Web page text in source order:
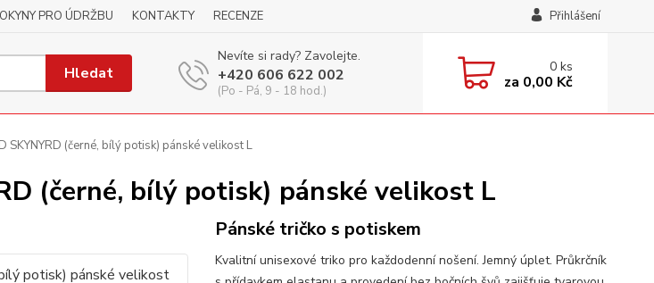
PRO ÚDRŽBU KONTAKTY RECENZE Přihlášení
Hledat
Nevíte si rady? Zavolejte.
+420 606 622 002
(Po - Pá, 9 - 18 hod.)
0ks
za 0,00 Kč
SKYNYRD (černé, bílý potisk) pánské velikost L
(černé, bílý potisk) pánské velikost L
Pánské tričko s potiskem
Kvalitní unisexové triko pro každodenní nošení. Jemný úplet. Průkrčník